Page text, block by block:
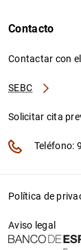
Contacto
Contactar con
SEBC
Solicitar cita
Teléfono:
Política de
Aviso legal